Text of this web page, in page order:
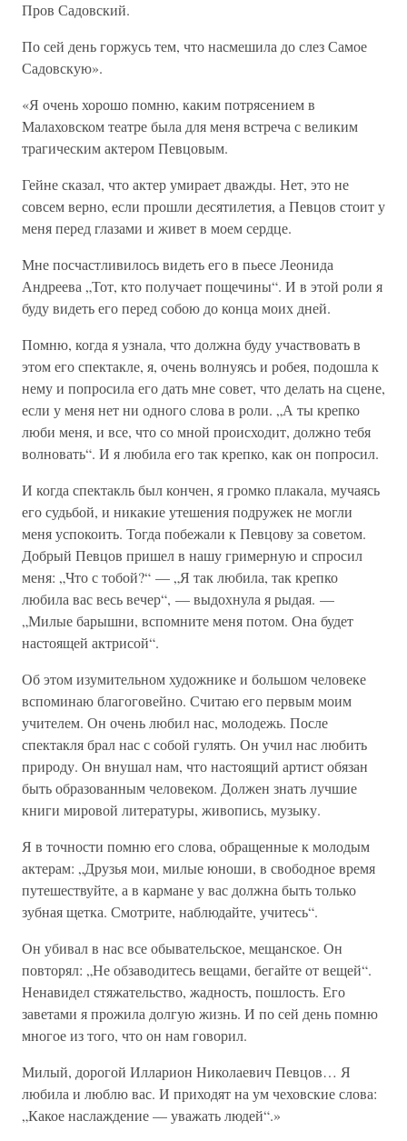
Пров Садовский.
По сей день горжусь тем, что насмешила до слез Самое
Садовскую».
«Я очень хорошо помню, каким потрясением в
Малаховском театре была для меня встреча с великим
трагическим актером Певцовым.
Гейне сказал, что актер умирает дважды. Нет, это не
совсем верно, если прошли десятилетия, а Певцов стоит у
меня перед глазами и живет в моем сердце.
Мне посчастливилось видеть его в пьесе Леонида
Андреева „Тот, кто получает пощечины“. И в этой роли я
буду видеть его перед собою до конца моих дней.
Помню, когда я узнала, что должна буду участвовать в
этом его спектакле, я, очень волнуясь и робея, подошла к
нему и попросила его дать мне совет, что делать на сцене,
если у меня нет ни одного слова в роли. „А ты крепко
люби меня, и все, что со мной происходит, должно тебя
волновать“. И я любила его так крепко, как он попросил.
И когда спектакль был кончен, я громко плакала, мучаясь
его судьбой, и никакие утешения подружек не могли
меня успокоить. Тогда побежали к Певцову за советом.
Добрый Певцов пришел в нашу гримерную и спросил
меня: „Что с тобой?“ — „Я так любила, так крепко
любила вас весь вечер“, — выдохнула я рыдая. —
„Милые барышни, вспомните меня потом. Она будет
настоящей актрисой“.
Об этом изумительном художнике и большом человеке
вспоминаю благоговейно. Считаю его первым моим
учителем. Он очень любил нас, молодежь. После
спектакля брал нас с собой гулять. Он учил нас любить
природу. Он внушал нам, что настоящий артист обязан
быть образованным человеком. Должен знать лучшие
книги мировой литературы, живопись, музыку.
Я в точности помню его слова, обращенные к молодым
актерам: „Друзья мои, милые юноши, в свободное время
путешествуйте, а в кармане у вас должна быть только
зубная щетка. Смотрите, наблюдайте, учитесь“.
Он убивал в нас все обывательское, мещанское. Он
повторял: „Не обзаводитесь вещами, бегайте от вещей“.
Ненавидел стяжательство, жадность, пошлость. Его
заветами я прожила долгую жизнь. И по сей день помню
многое из того, что он нам говорил.
Милый, дорогой Илларион Николаевич Певцов… Я
любила и люблю вас. И приходят на ум чеховские слова:
„Какое наслаждение — уважать людей“.»